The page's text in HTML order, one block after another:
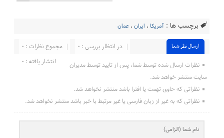
برچسب ها : آمریکا ، ایران ،عمان
ارسال نظر شما مجموع نظرات : 0
در انتظار بررسی : 0
انتشار یافته : ۰
نظرات ارسال شده توسط شما، پس از تایید توسط مدیران
سایت منتشر خواهد شد.
نظراتی که حاوی تهمت یا افترا باشد منتشر نخواهد شد.
نظراتی که به غیر از زبان فارسی یا غیر مرتبط با خبر باشد منتشر نخواهد شد.